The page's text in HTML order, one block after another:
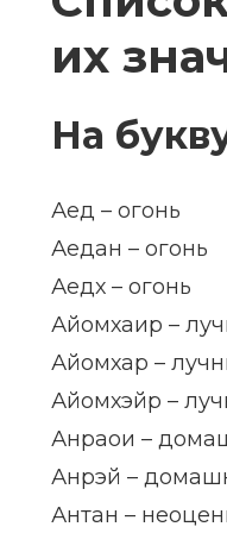
их
На
Аед – огонь
Аедан – огонь
Аедх – огонь
Айомхаир –
Айомхар –
Айомхэйр –
Анраои –
Анрэй –
Антан –